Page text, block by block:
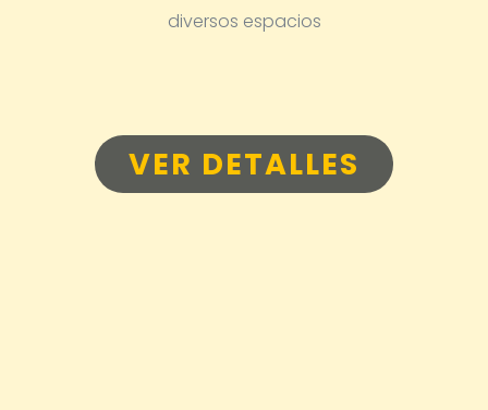
diversos espacios
VER DETALLES